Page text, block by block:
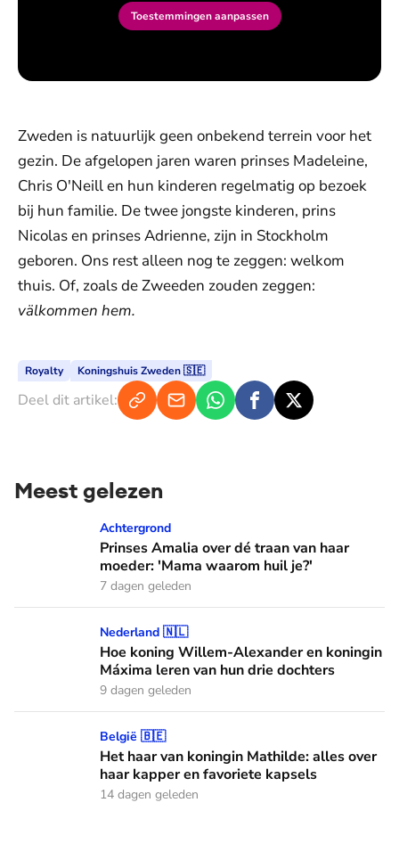
Toestemmingen aanpassen
Zweden is natuurlijk geen onbekend terrein voor het
gezin. De afgelopen jaren waren prinses Madeleine,
Chris O'Neill en hun kinderen regelmatig op bezoek
bij hun familie. De twee jongste kinderen, prins
Nicolas en prinses Adrienne, zijn in Stockholm
geboren. Ons rest alleen nog te zeggen: welkom
thuis. Of, zoals de Zweeden zouden zeggen:
välkommen hem.
Royalty Koningshuis Zweden 🇸🇪
Deel dit artikel:
Meest gelezen
Prinses Amalia over dé traan van haar moeder: 'Mama
Achtergrond
Prinses Amalia over dé traan van haar
moeder: 'Mama waarom huil je?'
7 dagen geleden
Hoe koning Willem-Alexander en koningin Máxima leren
Nederland 🇳🇱
Hoe koning Willem-Alexander en koningin
Máxima leren van hun drie dochters
9 dagen geleden
Het haar van koningin Mathilde: alles over haar kapper en
België 🇧🇪
Het haar van koningin Mathilde: alles over
haar kapper en favoriete kapsels
14 dagen geleden